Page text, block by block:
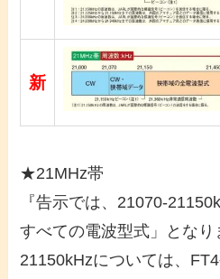
新
★21MHz帯
『告示では、21070-
すべての電波型式」とな
21150kHzについては、